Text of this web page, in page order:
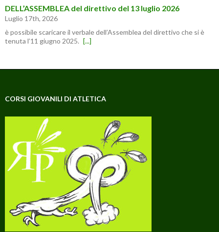
DELL’ASSEMBLEA del direttivo del 13 luglio 2026
Luglio 17th, 2026
è possibile scaricare il verbale dell’Assemblea del direttivo che si è
tenuta l’11 giugno 2025. [...]
CORSI GIOVANILI DI ATLETICA